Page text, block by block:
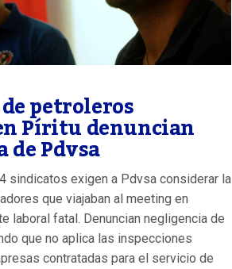
petroleros
Píritu denuncian
Pdvsa
sindicatos exigen a Pdvsa considerar la
que viajaban al meeting en
laboral fatal. Denuncian negligencia de
que no aplica las inspecciones
contratadas para el servicio de